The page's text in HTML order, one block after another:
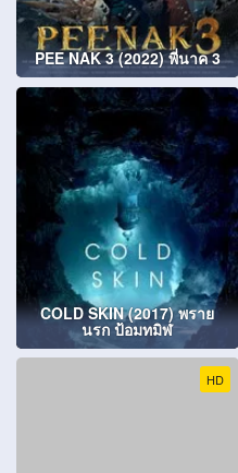
PEE NAK 3 (2022) พี่นาค 3
COLD SKIN (2017) พราย
นรก ป้อมทมิฬ
HD